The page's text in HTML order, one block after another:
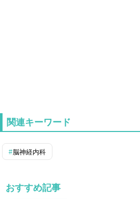
関連キーワード
脳神経内科
おすすめ記事